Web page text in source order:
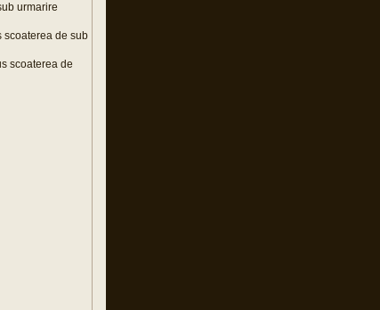
urmarire
scoaterea de sub
scoaterea de